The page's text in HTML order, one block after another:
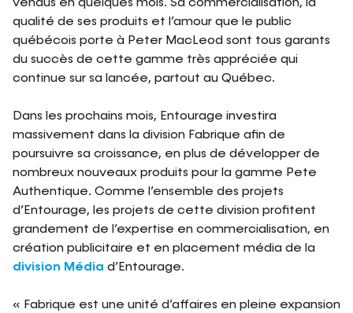
vendus en quelques mois. Sa commercialisation, la
qualité de ses produits et l’amour que le public
québécois porte à Peter MacLeod sont tous garants
du succès de cette gamme très appréciée qui
continue sur sa lancée, partout au Québec.
Dans les prochains mois, Entourage investira
massivement dans la division Fabrique afin de
poursuivre sa croissance, en plus de développer de
nombreux nouveaux produits pour la gamme Pete
Authentique. Comme l’ensemble des projets
d’Entourage, les projets de cette division profitent
grandement de l’expertise en commercialisation, en
création publicitaire et en placement média de la
division Média d’Entourage.
« Fabrique est une unité d’affaires en pleine expansion